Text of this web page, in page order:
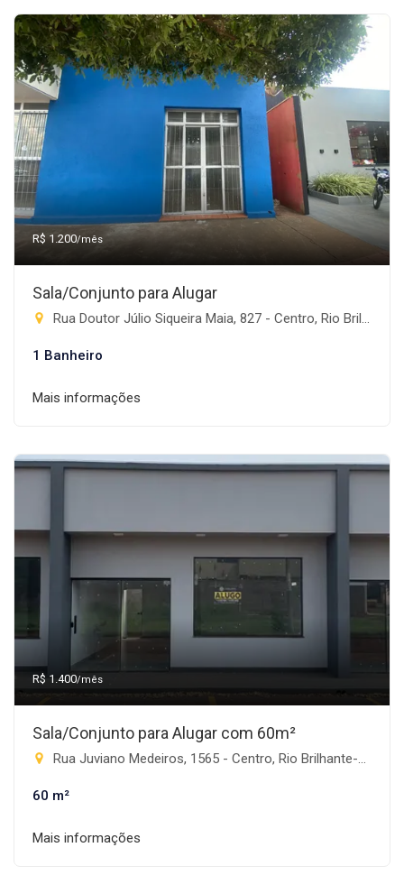
R$ 1.200/mês
Sala/Conjunto para Alugar
Rua Doutor Júlio Siqueira Maia, 827 - Centro, Rio Brilhante-MS
1 Banheiro
Mais informações
R$ 1.400/mês
Sala/Conjunto para Alugar com 60m²
Rua Juviano Medeiros, 1565 - Centro, Rio Brilhante-MS
60 m²
Mais informações